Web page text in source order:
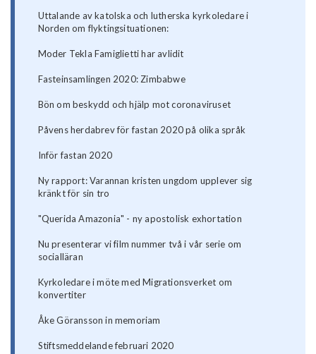
Uttalande av katolska och lutherska kyrkoledare i
Norden om flyktingsituationen:
Moder Tekla Famiglietti har avlidit
Fasteinsamlingen 2020: Zimbabwe
Bön om beskydd och hjälp mot coronaviruset
Påvens herdabrev för fastan 2020 på olika språk
Inför fastan 2020
Ny rapport: Varannan kristen ungdom upplever sig
kränkt för sin tro
"Querida Amazonia" - ny apostolisk exhortation
Nu presenterar vi film nummer två i vår serie om
socialläran
Kyrkoledare i möte med Migrationsverket om
konvertiter
Åke Göransson in memoriam
Stiftsmeddelande februari 2020